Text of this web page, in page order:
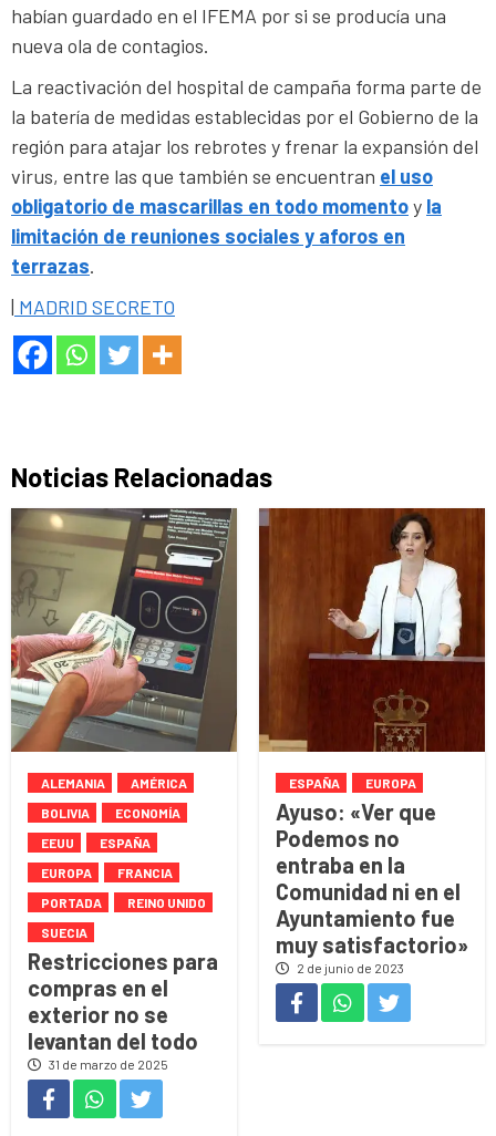
habían guardado en el IFEMA por si se producía una
nueva ola de contagios.
La reactivación del hospital de campaña forma parte de
la batería de medidas establecidas por el Gobierno de la
región para atajar los rebrotes y frenar la expansión del
virus, entre las que también se encuentran el uso
obligatorio de mascarillas en todo momentoy la
limitación de reuniones sociales y aforos en
terrazas.
| MADRID SECRETO
Noticias Relacionadas
ALEMANIA
AMÉRICA
BOLIVIA
ECONOMÍA
EEUU
ESPAÑA
EUROPA
FRANCIA
PORTADA
REINO UNIDO
SUECIA
Restricciones para
compras en el
exterior no se
levantan del todo
31 de marzo de 2025
ESPAÑA EUROPA
Ayuso: «Ver que
Podemos no
entraba en la
Comunidad ni en el
Ayuntamiento fue
muy satisfactorio»
2 de junio de 2023